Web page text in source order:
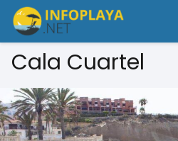
Cala Cuartel